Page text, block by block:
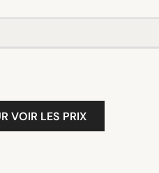
VOIR LES PRIX